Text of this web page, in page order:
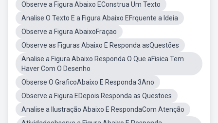
Observe a Figura Abaixo EConstrua Um Texto
Analise O Texto E a Figura Abaixo EFrquente a Ideia
Observe a Figura AbaixoFraçao
Observe as Figuras Abaixo E Responda asQuestões
Analise a Figura Abaixo Responda O Que aFisica Tem
Haver Com O Desenho
Obserse O GraficoAbaixo E Responda 3Ano
Observe a Figura EDepois Responda as Questoes
Analise a Ilustração Abaixo E RespondaCom Atenção